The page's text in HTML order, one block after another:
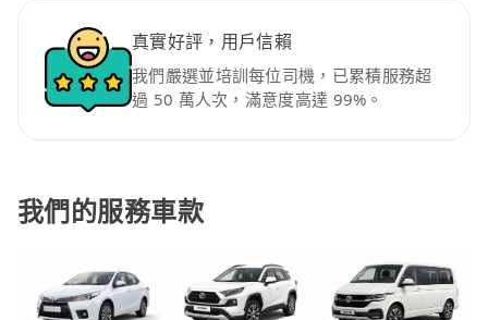
真實好評，用戶信賴
我們嚴選並培訓每位司機，已累積服務超
過 50 萬人次，滿意度高達 99%。
我們的服務車款